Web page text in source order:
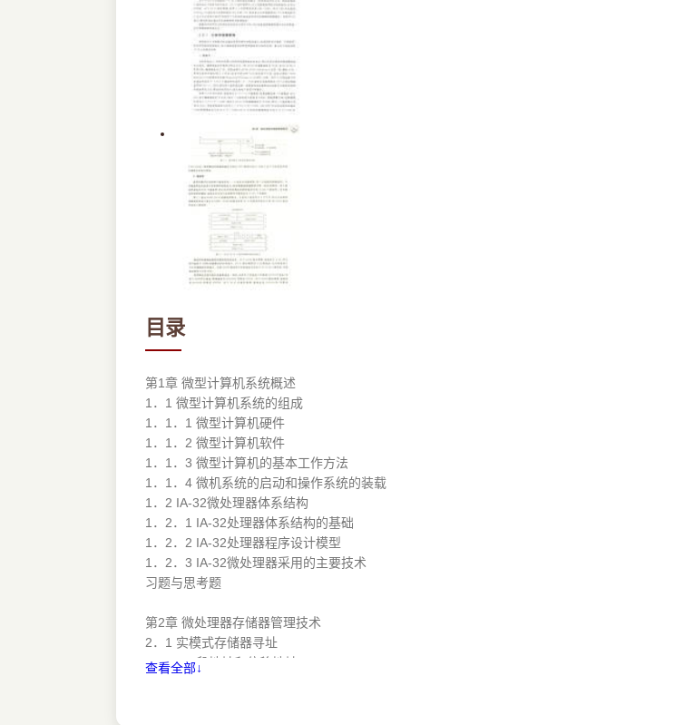
目录
第1章 微型计算机系统概述
1．1 微型计算机系统的组成
1．1．1 微型计算机硬件
1．1．2 微型计算机软件
1．1．3 微型计算机的基本工作方法
1．1．4 微机系统的启动和操作系统的装载
1．2 IA-32微处理器体系结构
1．2．1 IA-32处理器体系结构的基础
1．2．2 IA-32处理器程序设计模型
1．2．3 IA-32微处理器采用的主要技术
习题与思考题
第2章 微处理器存储器管理技术
2．1 实模式存储器寻址
2．1．1 段地址和偏移地址
查看全部↓